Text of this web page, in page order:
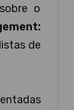
o
de